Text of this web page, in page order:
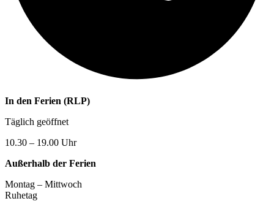
In den Ferien (RLP)
Täglich geöffnet
10.30 – 19.00 Uhr
Außerhalb der Ferien
Montag – Mittwoch
Ruhetag